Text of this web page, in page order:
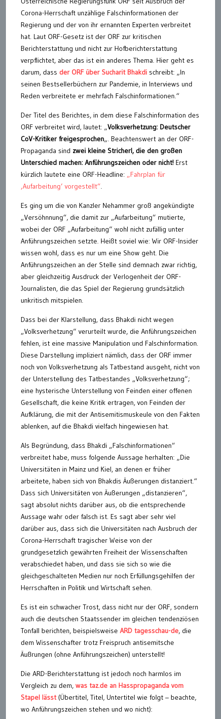
Corona-Herrschaft unzählige Falschinformationen der
Regierung und der von ihr ernannten Experten verbreitet
hat. Laut ORF-Gesetz ist der ORF zur kritischen
Berichterstattung und nicht zur Hofberichterstattung
verpflichtet, aber das ist ein anderes Thema. Hier geht es
darum, dass der ORF über Sucharit Bhakdi schreibt: „In
seinen Bestsellerbüchern zur Pandemie, in Interviews und
Reden verbreitete er mehrfach Falschinformationen.“
Der Titel des Berichtes, in dem diese Falschinformation des
ORF verbreitet wird, lautet: „Volksverhetzung: Deutscher
CoV-Kritiker freigesprochen„. Beachtenswert an der ORF-
Propaganda sind zwei kleine Stricherl, die den großen
Unterschied machen: Anführungszeichen oder nicht! Erst
kürzlich lautete eine ORF-Headline: „Fahrplan für
‚Aufarbeitung‘ vorgestellt“.
Es ging um die von Kanzler Nehammer groß angekündigte
„Versöhnnung“, die damit zur „Aufarbeitung“ mutierte,
wobei der ORF „Aufarbeitung“ wohl nicht zufällig unter
Anführungszeichen setzte. Heißt soviel wie: Wir ORF-Insider
wissen wohl, dass es nur um eine Show geht. Die
Anführungszeichen an der Stelle sind demnach zwar richtig,
aber gleichzeitig Ausdruck der Verlogenheit der ORF-
Journalisten, die das Spiel der Regierung grundsätzlich
unkritisch mitspielen.
Dass bei der Klarstellung, dass Bhakdi nicht wegen
„Volksverhetzung“ verurteilt wurde, die Anführungszeichen
fehlen, ist eine massive Manipulation und Falschinformation.
Diese Darstellung impliziert nämlich, dass der ORF immer
noch von Volksverhetzung als Tatbestand ausgeht, nicht von
der Unterstellung des Tatbestandes „Volksverhetzung“;
eine hysterische Unterstellung von Feinden einer offenen
Gesellschaft, die keine Kritik ertragen, von Feinden der
Aufklärung, die mit der Antisemitismuskeule von den Fakten
ablenken, auf die Bhakdi vielfach hingewiesen hat.
Als Begründung, dass Bhakdi „Falschinformationen“
verbreitet habe, muss folgende Aussage herhalten: „Die
Universitäten in Mainz und Kiel, an denen er früher
arbeitete, haben sich von Bhakdis Äußerungen distanziert.“
Dass sich Universitäten von Äußerungen „distanzieren“,
sagt absolut nichts darüber aus, ob die entsprechende
Aussage wahr oder falsch ist. Es sagt aber sehr viel
darüber aus, dass sich die Universitäten nach Ausbruch der
Corona-Herrschaft tragischer Weise von der
grundgesetzlich gewährten Freiheit der Wissenschaften
verabschiedet haben, und dass sie sich so wie die
gleichgeschalteten Medien nur noch Erfüllungsgehilfen der
Herrschaften in Politik und Wirtschaft sehen.
Es ist ein schwacher Trost, dass nicht nur der ORF, sondern
auch die deutschen Staatssender im gleichen tendenziösen
Tonfall berichten, beispielsweise ARD tagesschau-de, die
dem Wissenschafter trotz Freispruch antisemitsche
Äußrungen (ohne Anführungszeichen) unterstellt!
Die ARD-Berichterstattung ist jedoch noch harmlos im
Vergleich zu dem, was taz.de an Hasspropaganda vom
Stapel lässt(Übertitel, Titel, Untertitel wie folgt – beachte,
wo Anführungszeichen stehen und wo nicht):